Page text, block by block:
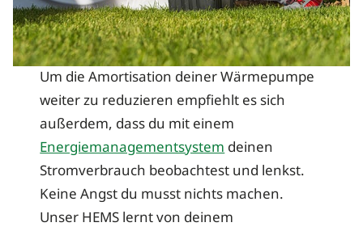
Um die Amortisation deiner Wärmepumpe
weiter zu reduzieren empfiehlt es sich
außerdem, dass du mit einem
Energiemanagementsystemdeinen
Stromverbrauch beobachtest und lenkst.
Keine Angst du musst nichts machen.
Unser HEMS lernt von deinem